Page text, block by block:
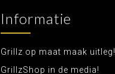
Informatie
Grillz op maat maak uitleg!
GrillzShop in de media!